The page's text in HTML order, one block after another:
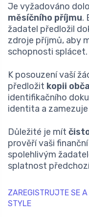
Je vyžadováno
měsíčního příjmu.
žadatel předložil
zdroje příjmů, aby
schopnosti splácet.
K posouzení vaší
předložit kopii
identifikačního
identita a
Důležité je mít
prověří vaši
spolehlivým
splatnost
ZAREGISTRUJTE SE
STYLE